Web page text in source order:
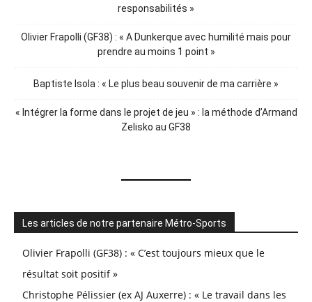
responsabilités »
Olivier Frapolli (GF38) : « A Dunkerque avec humilité mais pour
prendre au moins 1 point »
Baptiste Isola : « Le plus beau souvenir de ma carrière »
« Intégrer la forme dans le projet de jeu » : la méthode d’Armand
Zelisko au GF38
Les articles de notre partenaire Métro-Sports
Olivier Frapolli (GF38) : « C’est toujours mieux que le
résultat soit positif »
Christophe Pélissier (ex AJ Auxerre) : « Le travail dans les